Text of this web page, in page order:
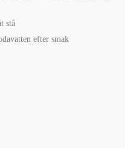
stå
efter smak